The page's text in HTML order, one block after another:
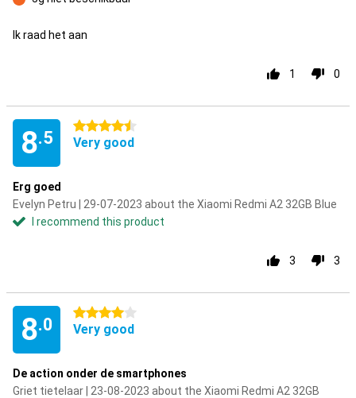
Con
Ik raad het aan
1 0
8.5
4.5 stars
Very good
Erg goed
Evelyn Petru | 29-07-2023 about the Xiaomi Redmi A2 32GB Blue
I recommend this product
3 3
8.0
4 stars
Very good
De action onder de smartphones
Griet tietelaar | 23-08-2023 about the Xiaomi Redmi A2 32GB